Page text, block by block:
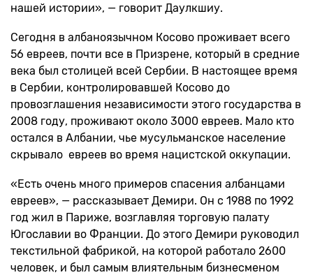
нашей истории», — говорит Даулкшиу.
Сегодня в албаноязычном Косово проживает всего
56 евреев, почти все в Призрене, который в средние
века был столицей всей Сербии. В настоящее время
в Сербии, контролировавшей Косово до
провозглашения независимости этого государства в
2008 году, проживают около 3000 евреев. Мало кто
остался в Албании, чье мусульманское население
скрывало евреев во время нацистской оккупации.
«Есть очень много примеров спасения албанцами
евреев», — рассказывает Демири. Он с 1988 по 1992
год жил в Париже, возглавляя торговую палату
Югославии во Франции. До этого Демири руководил
текстильной фабрикой, на которой работало 2600
человек, и был самым влиятельным бизнесменом